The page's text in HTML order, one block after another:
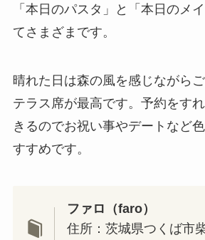
「本日のパスタ」と「本日のメ
てさまざまです。
晴れた日は森の風を感じながら
テラス席が最高です。予約をす
きるのでお祝い事やデートなど
すすめです。
ファロ（faro）
住所：茨城県つくば市